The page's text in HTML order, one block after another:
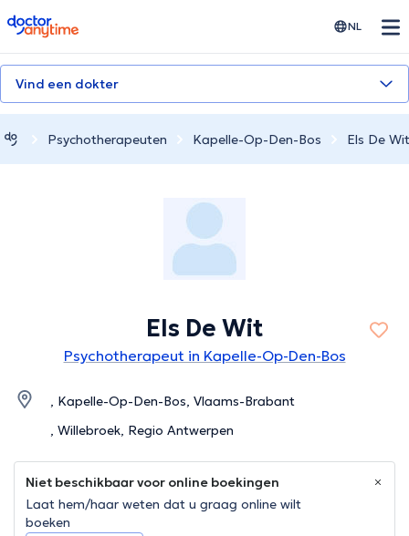
doctoranytime NL
Vind een dokter
Psychotherapeuten Kapelle-Op-Den-Bos Els De Wit
Els De Wit
Psychotherapeut in Kapelle-Op-Den-Bos
, Kapelle-Op-Den-Bos, Vlaams-Brabant
, Willebroek, Regio Antwerpen
Niet beschikbaar voor online boekingen
Laat hem/haar weten dat u graag online wilt
boeken